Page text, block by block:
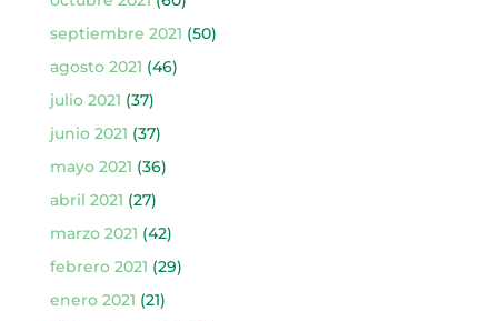
septiembre 2021 (50)
agosto 2021 (46)
julio 2021 (37)
junio 2021 (37)
mayo 2021 (36)
abril 2021 (27)
marzo 2021 (42)
febrero 2021 (29)
enero 2021 (21)